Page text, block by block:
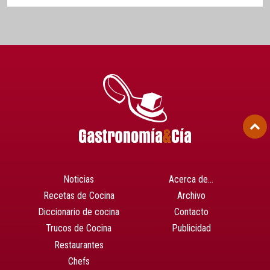
Noticias
Recetas de Cocina
Diccionario de cocina
Trucos de Cocina
Restaurantes
Chefs
Acerca de…
Archivo
Contacto
Publicidad